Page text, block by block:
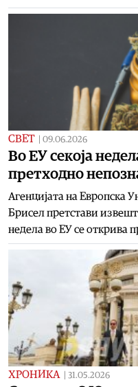
СВЕТ 09.06.2026
Во ЕУ секоја
претходно
Агенцијата на Европска
Брисел претстави
недела во ЕУ се открива
ХРОНИКА 31.05.2026